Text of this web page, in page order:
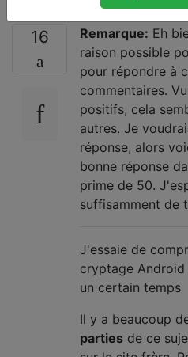
16 Remarque: Eh
raison possible
pour répondre à
commentaires.
positifs, cela
autres. Je
réponse, alors
bonne réponse
prime de 50.
suffisamment de
J'essaie de
cryptage
un certain temps
Il y a beaucoup
parties de ce